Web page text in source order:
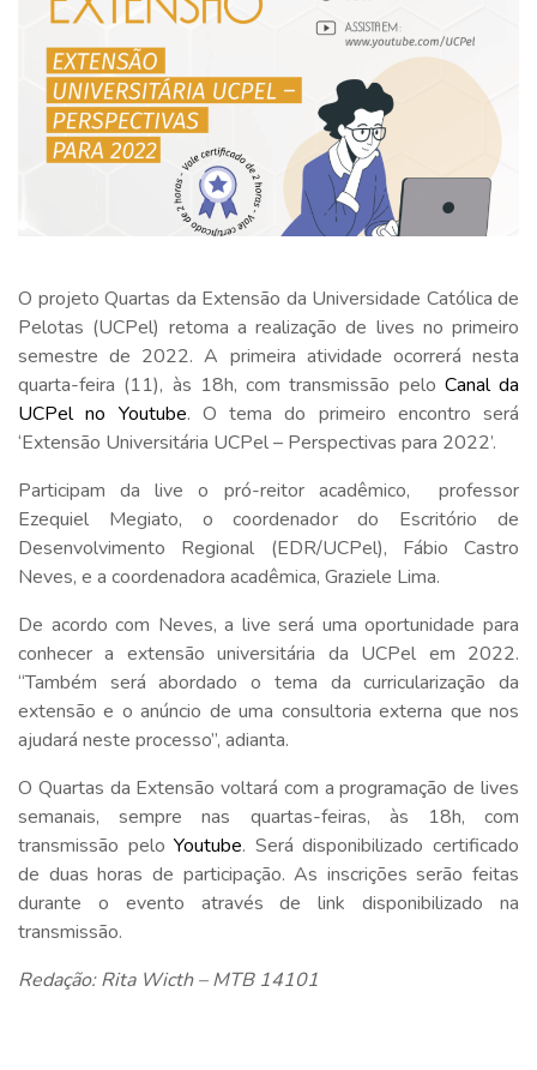
O projeto Quartas da Extensão da Universidade Católica de
Pelotas (UCPel) retoma a realização de lives no primeiro
semestre de 2022. A primeira atividade ocorrerá nesta
quarta-feira (11), às 18h, com transmissão pelo Canal da
UCPel no Youtube. O tema do primeiro encontro será
‘Extensão Universitária UCPel – Perspectivas para 2022’.
Participam da live o pró-reitor acadêmico, professor
Ezequiel Megiato, o coordenador do Escritório de
Desenvolvimento Regional (EDR/UCPel), Fábio Castro
Neves, e a coordenadora acadêmica, Graziele Lima.
De acordo com Neves, a live será uma oportunidade para
conhecer a extensão universitária da UCPel em 2022.
“Também será abordado o tema da curricularização da
extensão e o anúncio de uma consultoria externa que nos
ajudará neste processo”, adianta.
O Quartas da Extensão voltará com a programação de lives
semanais, sempre nas quartas-feiras, às 18h, com
transmissão peloYoutube. Será disponibilizado certificado
de duas horas de participação. As inscrições serão feitas
durante o evento através de link disponibilizado na
transmissão.
Redação: Rita Wicth – MTB 14101